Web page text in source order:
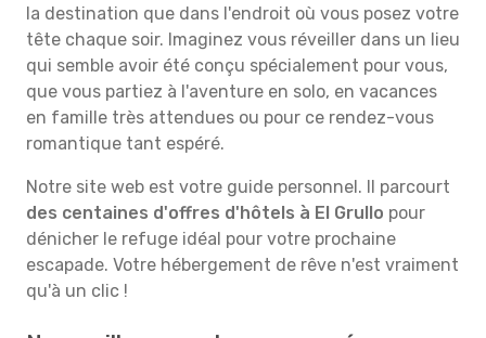
la destination que dans l'endroit où vous posez votre
tête chaque soir. Imaginez vous réveiller dans un lieu
qui semble avoir été conçu spécialement pour vous,
que vous partiez à l'aventure en solo, en vacances
en famille très attendues ou pour ce rendez-vous
romantique tant espéré.
Notre site web est votre guide personnel. Il parcourt
des centaines d'offres d'hôtels à El Grullo pour
dénicher le refuge idéal pour votre prochaine
escapade. Votre hébergement de rêve n'est vraiment
qu'à un clic !